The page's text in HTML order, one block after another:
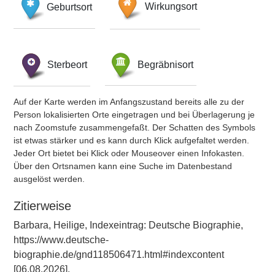
Geburtsort Wirkungsort
Sterbeort Begräbnisort
Auf der Karte werden im Anfangszustand bereits alle zu der
Person lokalisierten Orte eingetragen und bei Überlagerung je
nach Zoomstufe zusammengefaßt. Der Schatten des Symbols
ist etwas stärker und es kann durch Klick aufgefaltet werden.
Jeder Ort bietet bei Klick oder Mouseover einen Infokasten.
Über den Ortsnamen kann eine Suche im Datenbestand
ausgelöst werden.
Zitierweise
Barbara, Heilige, Indexeintrag: Deutsche Biographie,
https://www.deutsche-
biographie.de/gnd118506471.html#indexcontent
[06.08.2026].